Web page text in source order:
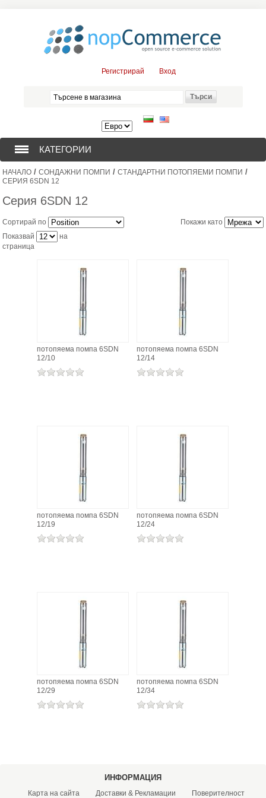
Регистрирай Вход
КАТЕГОРИИ
СОНДАЖНИ ПОМПИ (376)
ПОТОПЯЕМИ ДВИГАТЕЛИ (57)
СОЛАРНИ ПОМПИ (0)
СПРИНКЛЕРИ (0)
STAINLESS STELL PIPES AND PRESS FITTINGS (2)
НАЧАЛО / СОНДАЖНИ ПОМПИ / СТАНДАРТНИ ПОТОПЯЕМИ ПОМПИ /
СЕРИЯ 6SDN 12
Серия 6SDN 12
Покажи като
Сортирай по
Показвай
на
страница
потопяема помпа 6SDN
12/10
потопяема помпа 6SDN
12/14
потопяема помпа 6SDN
12/19
потопяема помпа 6SDN
12/24
потопяема помпа 6SDN
12/29
потопяема помпа 6SDN
12/34
ИНФОРМАЦИЯ
Карта на сайта Доставки & Рекламации Поверителност